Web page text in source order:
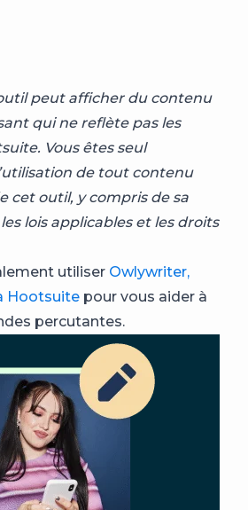
peut afficher du contenu
qui ne reflète pas les
Vous êtes seul
de tout contenu
cet outil, y compris de sa
lois applicables et les droits
utiliser Owlywriter,
Hootsuite pour vous aider à
percutantes.